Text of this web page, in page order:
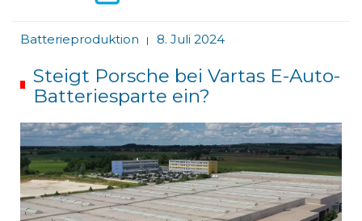
Batterieproduktion | 8. Juli 2024
Steigt Porsche bei Vartas E-Auto-
Batteriesparte ein?